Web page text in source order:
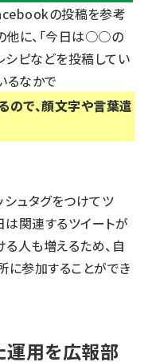
の投稿を参考
他に、「今日は○○の
シピなどを投稿してい
るなかで
ので、顔文字や言葉遣
ュタグをつけてツ
は関連するツイートが
る人も増えるため、自
参加することができ
運用を広報部